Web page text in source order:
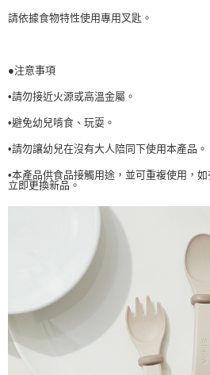
請依據食物特性使用專用叉匙。
●注意事項
•請勿接近火源或高溫金屬。
•避免幼兒啃食、玩耍。
•請勿讓幼兒在沒有大人陪同下使用本產品。
•本產品供食品接觸用途，並可重複使用，
立即更換新品。